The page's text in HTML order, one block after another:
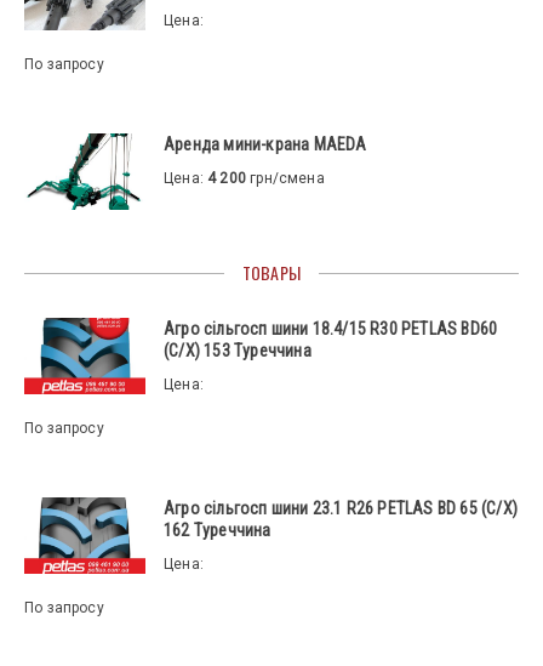
Цена:
По запросу
Аренда мини-крана MAEDA
Цена: 4 200 грн/смена
ТОВАРЫ
Агро сільгосп шини 18.4/15 R30 PETLAS BD60
(С/Х) 153 Туреччина
Цена:
По запросу
Агро сільгосп шини 23.1 R26 PETLAS BD 65 (С/Х)
162 Туреччина
Цена:
По запросу